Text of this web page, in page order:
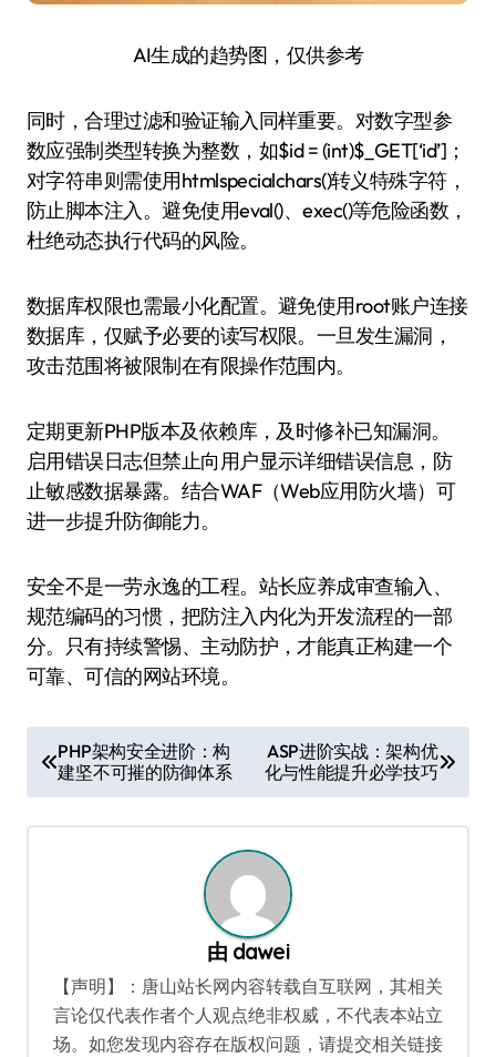
AI生成的趋势图，仅供参考
同时，合理过滤和验证输入同样重要。对数字型参
数应强制类型转换为整数，如$id = (int)$_GET[‘id’]；
对字符串则需使用htmlspecialchars()转义特殊字符，
防止脚本注入。避免使用eval()、exec()等危险函数，
杜绝动态执行代码的风险。
数据库权限也需最小化配置。避免使用root账户连接
数据库，仅赋予必要的读写权限。一旦发生漏洞，
攻击范围将被限制在有限操作范围内。
定期更新PHP版本及依赖库，及时修补已知漏洞。
启用错误日志但禁止向用户显示详细错误信息，防
止敏感数据暴露。结合WAF（Web应用防火墙）可
进一步提升防御能力。
安全不是一劳永逸的工程。站长应养成审查输入、
规范编码的习惯，把防注入内化为开发流程的一部
分。只有持续警惕、主动防护，才能真正构建一个
可靠、可信的网站环境。
章
导
PHP架构安全进阶：构
建坚不可摧的防御体系
ASP进阶实战：架构优
化与性能提升必学技巧
由 dawei
【声明】：唐山站长网内容转载自互联网，其相关
言论仅代表作者个人观点绝非权威，不代表本站立
场。如您发现内容存在版权问题，请提交相关链接